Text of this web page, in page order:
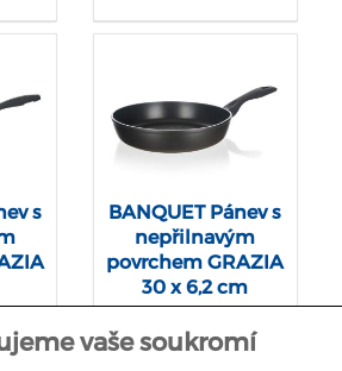
s
BANQUET Pánev s
nepřilnavým
povrchem GRAZIA
30 x 6,2 cm
GRAZIA 30 x 6,2 cm
vaše soukromí